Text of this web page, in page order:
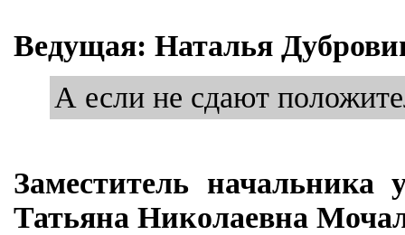
Ведущая: Наталья
А если не сдают
Заместитель начальника
Татьяна Николаевна